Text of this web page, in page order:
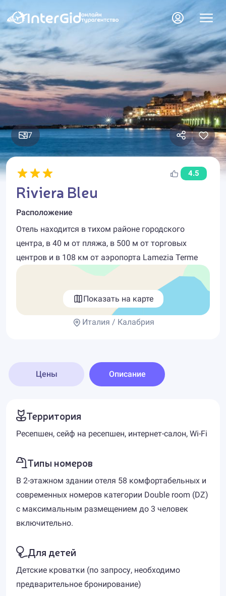
7
4.5
Riviera Bleu
Расположение
Отель находится в тихом районе городского
центра, в 40 м от пляжа, в 500 м от торговых
центров и в 108 км от аэропорта Lamezia Terme
Показать на карте
Италия / Калабрия
Цены Описание
Территория
Ресепшен, сейф на ресепшен, интернет-салон, Wi-Fi
Типы номеров
В 2-этажном здании отеля 58 комфортабельных и
современных номеров категории Double room (DZ)
с максимальным размещением до 3 человек
включительно.
Для детей
Детские кроватки (по запросу, необходимо
предварительное бронирование)